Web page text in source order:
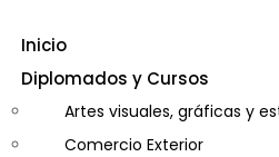
Inicio
Diplomados y Cursos
Artes visuales, gráficas y
Comercio Exterior